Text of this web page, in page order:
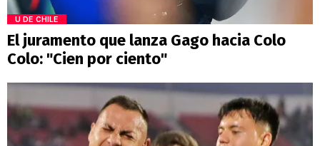
U DE CHILE
El juramento que lanza Gago hacia Colo
Colo: "Cien por ciento"